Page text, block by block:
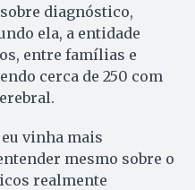
diagnóstico,
ela, a entidade
entre famílias e
cerca de 250 com
eu vinha mais
mesmo sobre o
realmente